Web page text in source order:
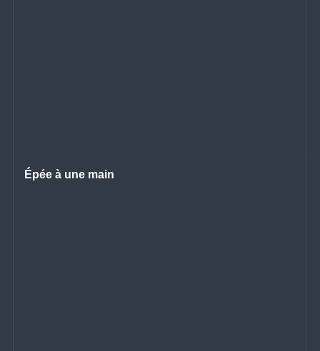
Épée à une main